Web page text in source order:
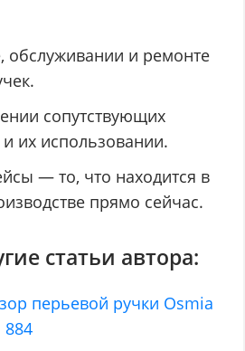
обслуживании и ремонте
сопутствующих
и их использовании.
— то, что находится в
прямо сейчас.
статьи автора:
перьевой ручки Osmia
884